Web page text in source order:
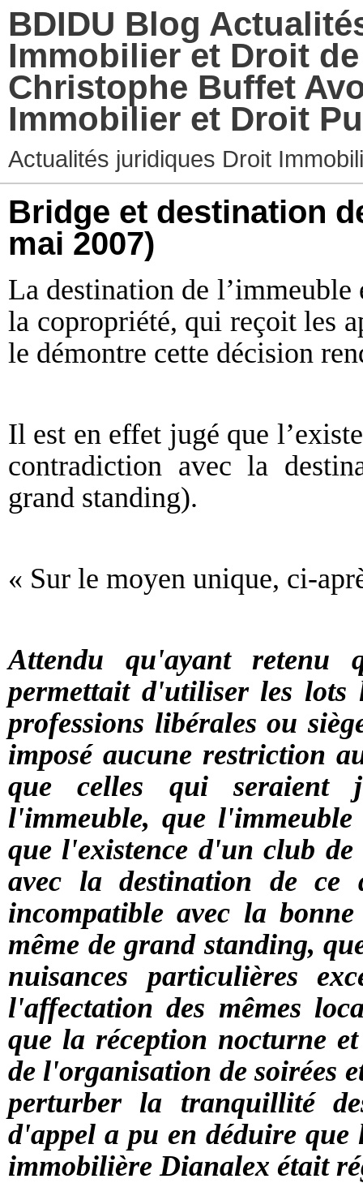
BDIDU Blog
Immobilier et Droit
Christophe Buffet
Immobilier et Droit
Actualités juridiques Droit
Bridge et destination
mai 2007)
La destination de
la copropriété, qui reçoit les
le démontre cette décision
Il est en effet jugé que
contradiction avec la
grand standing).
« Sur le moyen unique, ci-
Attendu qu'ayant retenu
permettait d'utiliser les
professions libérales ou
imposé aucune restriction
que celles qui seraient
l'immeuble, que
que l'existence d'un club
avec la destination de
incompatible avec la
même de grand standing,
nuisances particulières
l'affectation des mêmes
que la réception nocturne
de l'organisation de soirées
perturber la tranquillité
d'appel a pu en déduire
immobilière Dianalex était